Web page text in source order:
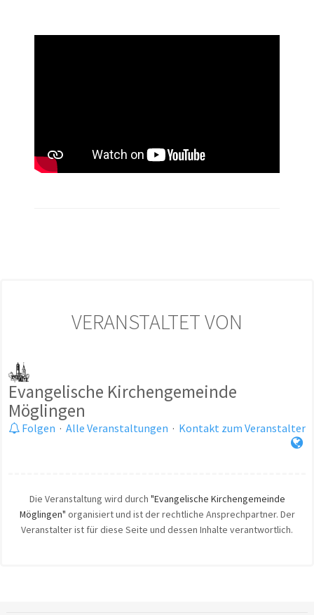
VERANSTALTET VON
Evangelische Kirchengemeinde
Möglingen
Folgen · Alle Veranstaltungen · Kontakt zum Veranstalter
Die Veranstaltung wird durch "Evangelische Kirchengemeinde
Möglingen" organisiert und ist der rechtliche Ansprechpartner. Der
Veranstalter ist für diese Seite und dessen Inhalte verantwortlich.